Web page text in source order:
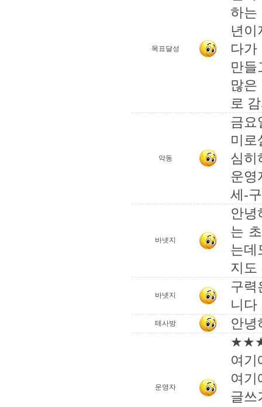
목표달성
하는
년이
다가
만들
많은
로
악동
금요
미로
심히
운
세-
바넷지
안
는
는데
지도
바넷지
구력
니다
테사방 안녕
운영자
여기
여기
글쓰